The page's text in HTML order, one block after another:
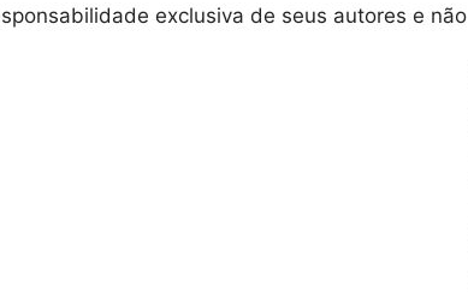
exclusiva de seus autores e não